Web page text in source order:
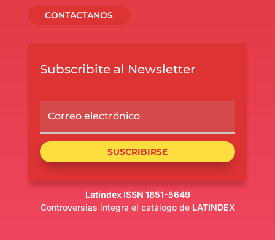
CONTACTANOS
Subscribite al Newsletter
SUSCRIBIRSE
Latindex ISSN 1851-5649
Controversias integra el catálogo de LATINDEX